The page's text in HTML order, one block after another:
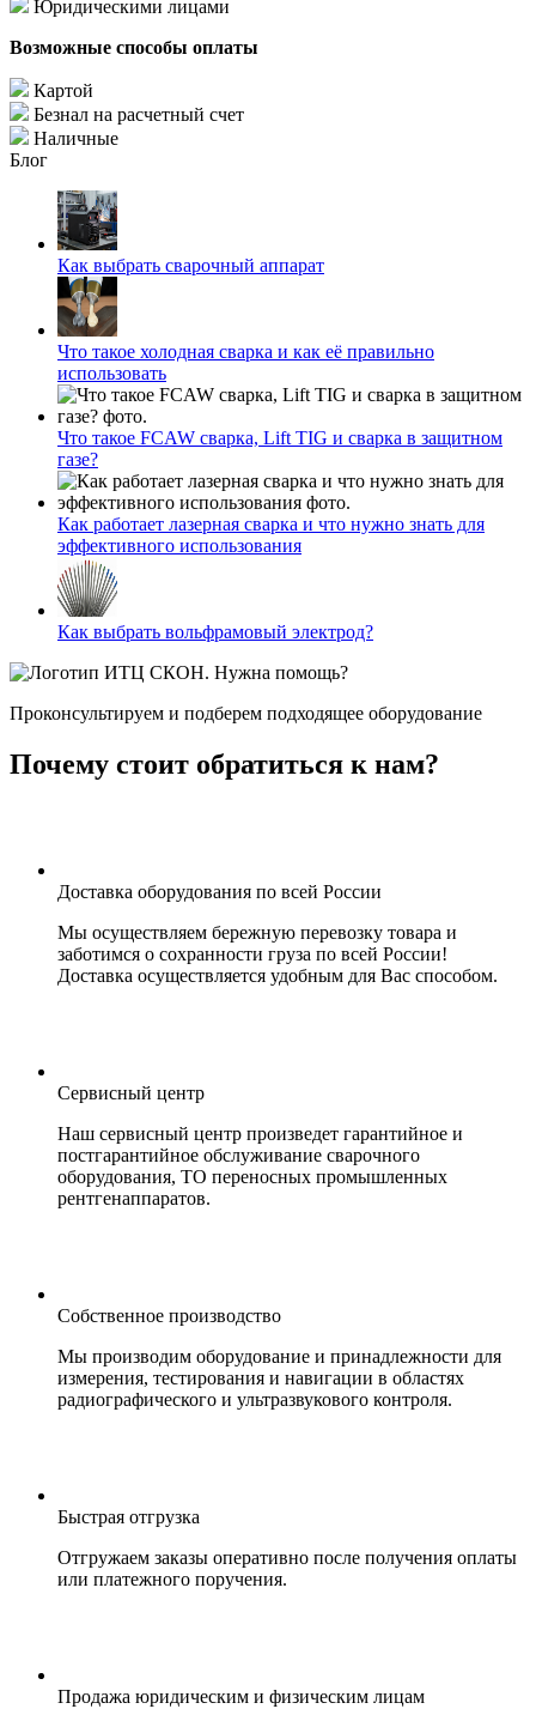
Юридическими лицами
Возможные способы оплаты
Картой
Безнал на расчетный счет
Наличные
Блог
Как выбрать сварочный аппарат
Что такое холодная сварка и как её правильно
использовать
Что такое FCAW сварка, Lift TIG и сварка в защитном
газе?
Как работает лазерная сварка и что нужно знать для
эффективного использования
Как выбрать вольфрамовый электрод?
Нужна помощь?
Проконсультируем и подберем подходящее оборудование
Почему стоит обратиться к нам?
Доставка оборудования по всей России
Мы осуществляем бережную перевозку товара и
заботимся о сохранности груза по всей России!
Доставка осуществляется удобным для Вас способом.
Сервисный центр
Наш сервисный центр произведет гарантийное и
постгарантийное обслуживание сварочного
оборудования, ТО переносных промышленных
рентгенаппаратов.
Собственное производство
Мы производим оборудование и принадлежности для
измерения, тестирования и навигации в областях
радиографического и ультразвукового контроля.
Быстрая отгрузка
Отгружаем заказы оперативно после получения оплаты
или платежного поручения.
Продажа юридическим и физическим лицам